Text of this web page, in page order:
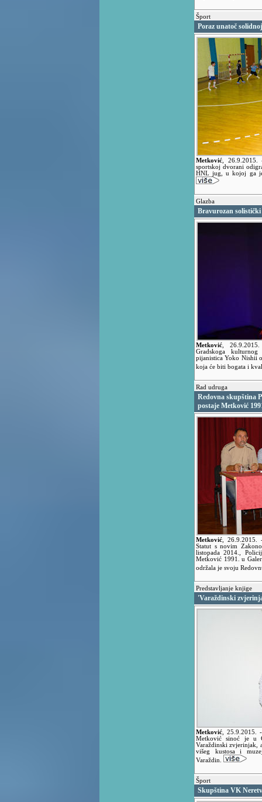
Šport
Poraz unatoč
Metković 26.9.2015.
sportskoj dvorani
HNL jug, u kojoj ga
Glazba
Bravurozan
Metković ,
Gradskoga
pijanistica Yoko Nishii
koja će biti bogata i
Rad udruga
Redovna skupština
postaje Metković
Metković 26.9.2015.
Statut s novim
listopada 2014.,
Metković 1991. u
održala je svoju
Predstavljanje knjige
'Varaždinski
Metković 25.9.2015.
Metković sinoć je u
Varaždinski zvjerinjak,
višeg kustosa i
Varaždin.
Šport
Skupština VK